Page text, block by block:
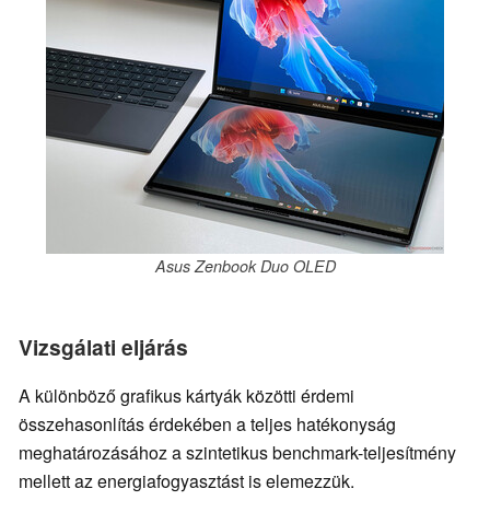
Asus Zenbook Duo OLED
Vizsgálati eljárás
A különböző grafikus kártyák közötti érdemi
összehasonlítás érdekében a teljes hatékonyság
meghatározásához a szintetikus benchmark-teljesítmény
mellett az energiafogyasztást is elemezzük.